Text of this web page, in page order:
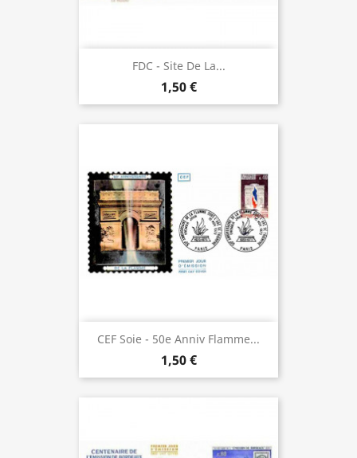
FDC - Site De La...
1,50 €
CEF Soie - 50e Anniv Flamme...
1,50 €